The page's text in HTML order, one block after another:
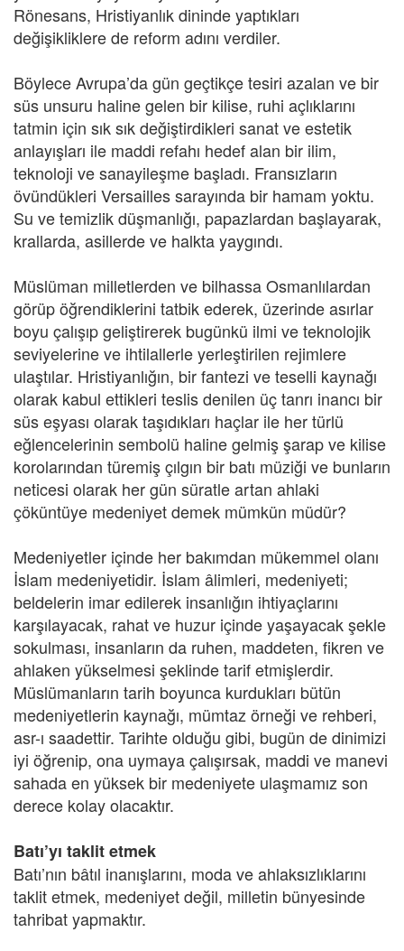
Rönesans, Hristiyanlık dininde yaptıkları
değişikliklere de reform adını verdiler.
Böylece Avrupa’da gün geçtikçe tesiri azalan ve bir
süs unsuru haline gelen bir kilise, ruhi açlıklarını
tatmin için sık sık değiştirdikleri sanat ve estetik
anlayışları ile maddi refahı hedef alan bir ilim,
teknoloji ve sanayileşme başladı. Fransızların
övündükleri Versailles sarayında bir hamam yoktu.
Su ve temizlik düşmanlığı, papazlardan başlayarak,
krallarda, asillerde ve halkta yaygındı.
Müslüman milletlerden ve bilhassa Osmanlılardan
görüp öğrendiklerini tatbik ederek, üzerinde asırlar
boyu çalışıp geliştirerek bugünkü ilmi ve teknolojik
seviyelerine ve ihtilallerle yerleştirilen rejimlere
ulaştılar. Hristiyanlığın, bir fantezi ve teselli kaynağı
olarak kabul ettikleri teslis denilen üç tanrı inancı bir
süs eşyası olarak taşıdıkları haçlar ile her türlü
eğlencelerinin sembolü haline gelmiş şarap ve kilise
korolarından türemiş çılgın bir batı müziği ve bunların
neticesi olarak her gün süratle artan ahlaki
çöküntüye medeniyet demek mümkün müdür?
Medeniyetler içinde her bakımdan mükemmel olanı
İslam medeniyetidir. İslam âlimleri, medeniyeti;
beldelerin imar edilerek insanlığın ihtiyaçlarını
karşılayacak, rahat ve huzur içinde yaşayacak şekle
sokulması, insanların da ruhen, maddeten, fikren ve
ahlaken yükselmesi şeklinde tarif etmişlerdir.
Müslümanların tarih boyunca kurdukları bütün
medeniyetlerin kaynağı, mümtaz örneği ve rehberi,
asr-ı saadettir. Tarihte olduğu gibi, bugün de dinimizi
iyi öğrenip, ona uymaya çalışırsak, maddi ve manevi
sahada en yüksek bir medeniyete ulaşmamız son
derece kolay olacaktır.
Batı’yı taklit etmek
Batı’nın bâtıl inanışlarını, moda ve ahlaksızlıklarını
taklit etmek, medeniyet değil, milletin bünyesinde
tahribat yapmaktır.